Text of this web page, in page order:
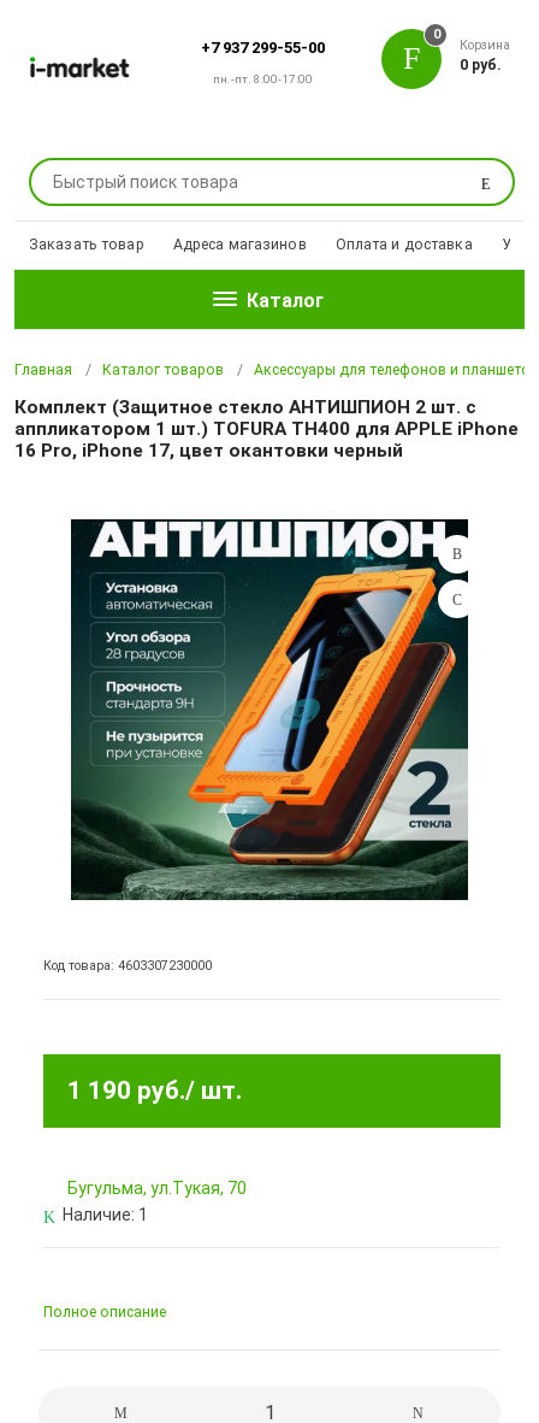
+7 937 299-55-00
пн.-пт. 8:00-17:00
Поиск
0
Корзина
0 руб.
Заказать товар Адреса магазинов Оплата и доставка
Каталог
Главная Каталог товаров Аксессуары для телефонов и планшетов
Комплект (Защитное стекло АНТИШПИОН 2 шт. с
аппликатором 1 шт.) TOFURA TH400 для APPLE iPhone
16 Pro, iPhone 17, цвет окантовки черный
Код товара: 4603307230000
1 190 руб./ шт.
Бугульма, ул.Тукая, 70
Наличие: 1
Полное описание